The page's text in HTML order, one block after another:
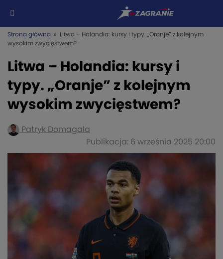
Strona główna » Litwa – Holandia: kursy i typy. „Oranje” z kolejnym
wysokim zwycięstwem?
Litwa – Holandia: kursy i
typy. „Oranje” z kolejnym
wysokim zwycięstwem?
Patryk Domagala
Publikacja: 6 września 2025 20:00